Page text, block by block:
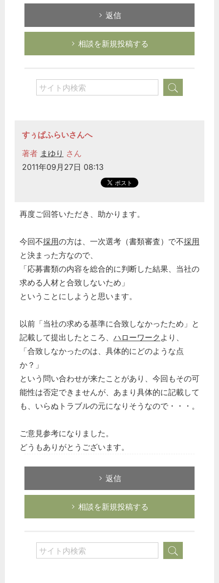
返信
相談を新規投稿する
すぅぱふらいさんへ
著者 まゆり さん
2011年09月27日 08:13
再度ご回答いただき、助かります。
今回不採用の方は、一次選考（書類審査）で不採用
と決まった方なので、
「応募書類の内容を総合的に判断した結果、当社の
求める人材と合致しないため」
ということにしようと思います。
以前「当社の求める基準に合致しなかったため」と
記載して提出したところ、 ハローワーク より、
「合致しなかったのは、具体的にどのような点
か？」
という問い合わせが来たことがあり、今回もその可
能性は否定できませんが、あまり具体的に記載して
も、いらぬトラブルの元になりそうなので・・・。
ご意見参考になりました。
どうもありがとうございます。
返信
相談を新規投稿する